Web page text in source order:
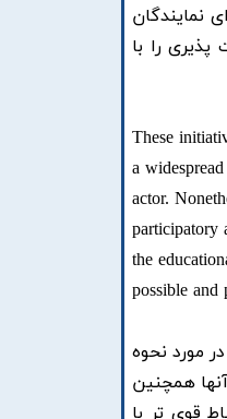
نمایندگان
را با
These
a
actor.
participatory
the
possible
مورد نحوه
همچنین
قوی تر با